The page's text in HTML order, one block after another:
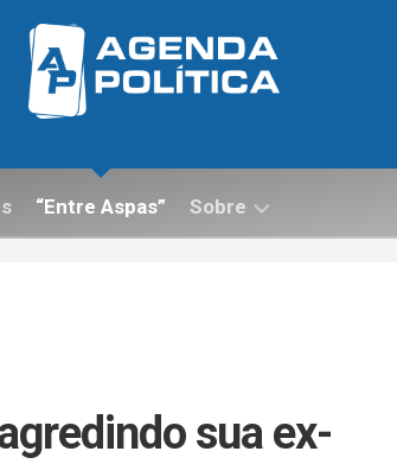
“Entre Aspas” Sobre
sua ex-